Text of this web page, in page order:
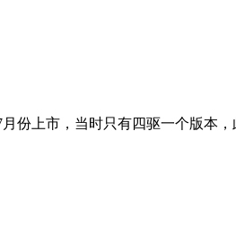
份上市，当时只有四驱一个版本